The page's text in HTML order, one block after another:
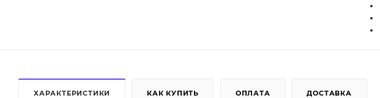
ХАРАКТЕРИСТИКИ КАК КУПИТЬ ОПЛАТА ДОСТАВКА